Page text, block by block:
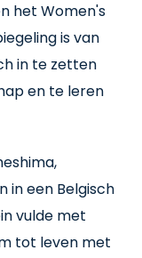
het Women's
is van
in te zetten
en te leren
in een Belgisch
vulde met
tot leven met